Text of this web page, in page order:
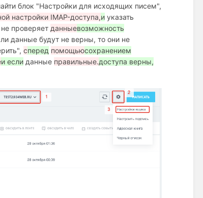
блок "Настройки для исходящих писем",
настройки IMAP-доступа,и указать
проверяет данныевозможность
данные будут не верны, то они не
сперед помощьюсохранением
и если данные правильные.доступа верны,